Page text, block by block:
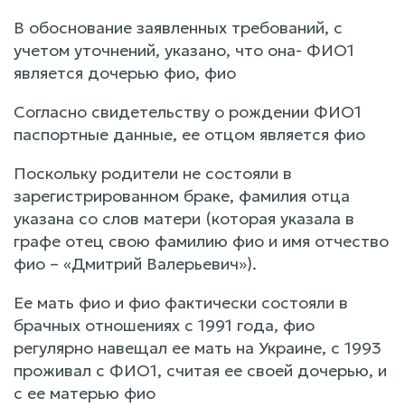
В обоснование заявленных требований, с
учетом уточнений, указано, что она- ФИО1
является дочерью фио, фио
Согласно свидетельству о рождении ФИО1
паспортные данные, ее отцом является фио
Поскольку родители не состояли в
зарегистрированном браке, фамилия отца
указана со слов матери (которая указала в
графе отец свою фамилию фио и имя отчество
фио – «Дмитрий Валерьевич»).
Ее мать фио и фио фактически состояли в
брачных отношениях с 1991 года, фио
регулярно навещал ее мать на Украине, с 1993
проживал с ФИО1, считая ее своей дочерью, и
с ее матерью фио